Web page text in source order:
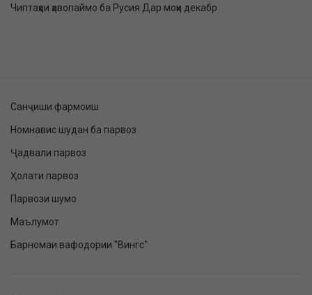
Чиптаҳои ҳавопаймо ба Русия Дар моҳи декабр
Санҷиши фармоиш
Номнавис шудан ба парвоз
Ҷадвали парвоз
Ҳолати парвоз
Парвози шумо
Маълумот
Барномаи вафодории "Вингс"